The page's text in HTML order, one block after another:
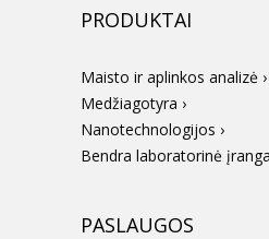
PRODUKTAI
Maisto ir aplinkos analizė ›
Medžiagotyra ›
Nanotechnologijos ›
Bendra laboratorinė
PASLAUGOS